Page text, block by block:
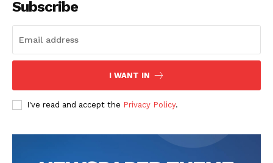
SUSCRIBETE
Subscribe
I WANT IN
I've read and accept the Privacy Policy.